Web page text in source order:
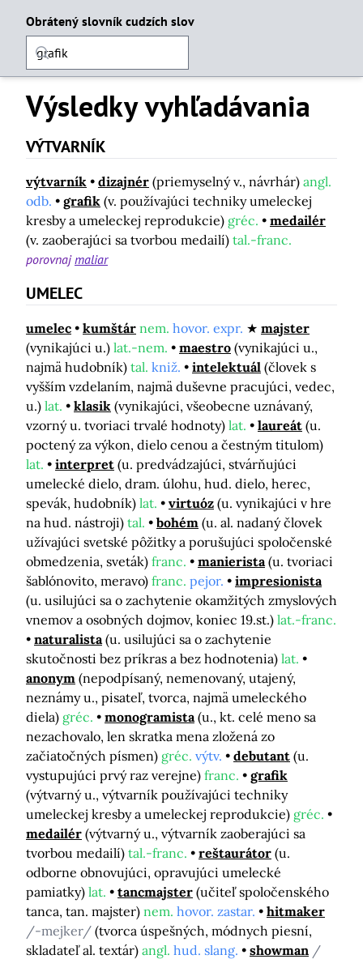
Obrátený slovník cudzích slov
Výsledky vyhľadávania
VÝTVARNÍK
výtvarník dizajnér (priemyselný v., návrhár) angl.
odb.
grafik (v. používajúci techniky umeleckej
kresby a umeleckej reprodukcie) gréc.
medailér
(v. zaoberajúci sa tvorbou medailí) tal.-franc.
porovnajmaliar
UMELEC
umelec kumštár nem. hovor. expr.
majster
(vynikajúci u.) lat.-nem. maestro (vynikajúci u.,
najmä hudobník) tal. kniž. intelektuál (človek s
vyšším vzdelaním, najmä duševne pracujúci, vedec,
u.) lat. klasik (vynikajúci, všeobecne uznávaný,
vzorný u. tvoriaci trvalé hodnoty) lat. laureát (u.
poctený za výkon, dielo cenou a čestným titulom)
lat.
interpret (u. predvádzajúci, stvárňujúci
umelecké dielo, dram. úlohu, hud. dielo, herec,
spevák, hudobník) lat. virtuóz (u. vynikajúci v hre
na hud. nástroji) tal. bohém (u. al. nadaný človek
užívajúci svetské pôžitky a porušujúci spoločenské
obmedzenia, sveták) franc. manierista (u. tvoriaci
šablónovito, meravo) franc. pejor.
impresionista
(u. usilujúci sa o zachytenie okamžitých zmyslových
vnemov a osobných dojmov, koniec 19.st.) lat.-franc.
naturalista (u. usilujúci sa o zachytenie
skutočnosti bez príkras a bez hodnotenia) lat.
anonym (nepodpísaný, nemenovaný, utajený,
neznámy u., pisateľ, tvorca, najmä umeleckého
diela) gréc. monogramista (u., kt. celé meno sa
nezachovalo, len skratka mena zložená zo
začiatočných písmen) gréc. výtv. debutant (u.
vystupujúci prvý raz verejne) franc.
grafik
(výtvarný u., výtvarník používajúci techniky
umeleckej kresby a umeleckej reprodukcie) gréc.
medailér (výtvarný u., výtvarník zaoberajúci sa
tvorbou medailí) tal.-franc. reštaurátor (u.
odborne obnovujúci, opravujúci umelecké
pamiatky) lat. tancmajster (učiteľ spoločenského
tanca, tan. majster) nem. hovor. zastar.
hitmaker
/-mejker/ (tvorca úspešných, módnych piesní,
skladateľ al. textár) angl. hud. slang. showman /